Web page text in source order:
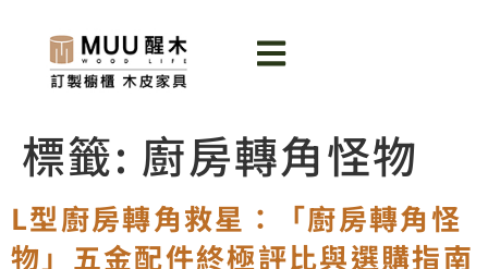
標籤: 廚房轉角怪物
L型廚房轉角救星：「廚房轉角怪
物」五金配件終極評比與選購指南